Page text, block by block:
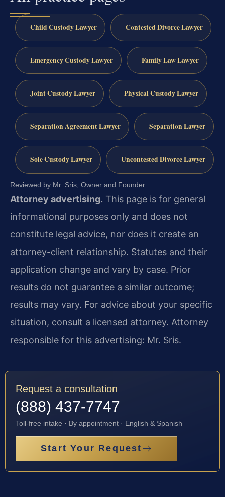
Child Custody Lawyer Contested Divorce Lawyer
Emergency Custody Lawyer Family Law Lawyer
Joint Custody Lawyer Physical Custody Lawyer
Separation Agreement Lawyer Separation Lawyer
Sole Custody Lawyer Uncontested Divorce Lawyer
Reviewed by Mr. Sris, Owner and Founder.
Attorney advertising. This page is for general
informational purposes only and does not
constitute legal advice, nor does it create an
attorney-client relationship. Statutes and their
application change and vary by case. Prior
results do not guarantee a similar outcome;
results may vary. For advice about your specific
situation, consult a licensed attorney. Attorney
responsible for this advertising: Mr. Sris.
Request a consultation
(888) 437-7747
Toll-free intake · By appointment · English & Spanish
Start Your Request